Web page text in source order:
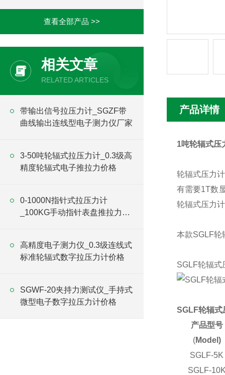
查看全部产品 >>
相关文章
RELATED ARTICLES
带输出信号拉压力计_SGZF带
曲线输出连线型电子测力仪厂家
3-50吨轮辐式拉压力计_0.3级高
精度轮辐式电子推拉力价格
0-1000N指针式拉压力计
_100KG手动指针表盘推拉力计
高精度电子测力仪_0.3级连线式
标准轮辐式数字拉压力计价格
SGWF-20夹持力测试仪_手持式
微型电子数字拉压力计价格
产品详情
1吨轮辐式压
轮辐式压力
有需要1T数
轮辐式压力
本款SGLF轮
SGLF轮辐式
SGLF轮辐式
产品型号
(Model)
SGLF-5K
SGLF-